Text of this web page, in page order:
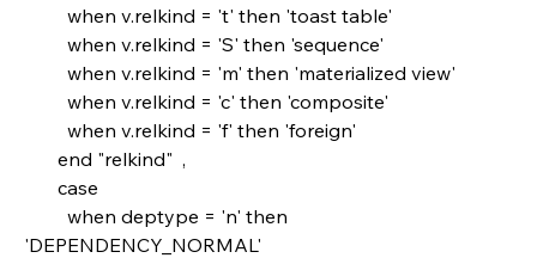
         when v.relkind = 't' then 'toast table'
         when v.relkind = 'S' then 'sequence'
         when v.relkind = 'm' then 'materialized view'
         when v.relkind = 'c' then 'composite'
         when v.relkind = 'f' then 'foreign'
       end "relkind"  ,
       case
'DEPENDENCY_NORMAL'